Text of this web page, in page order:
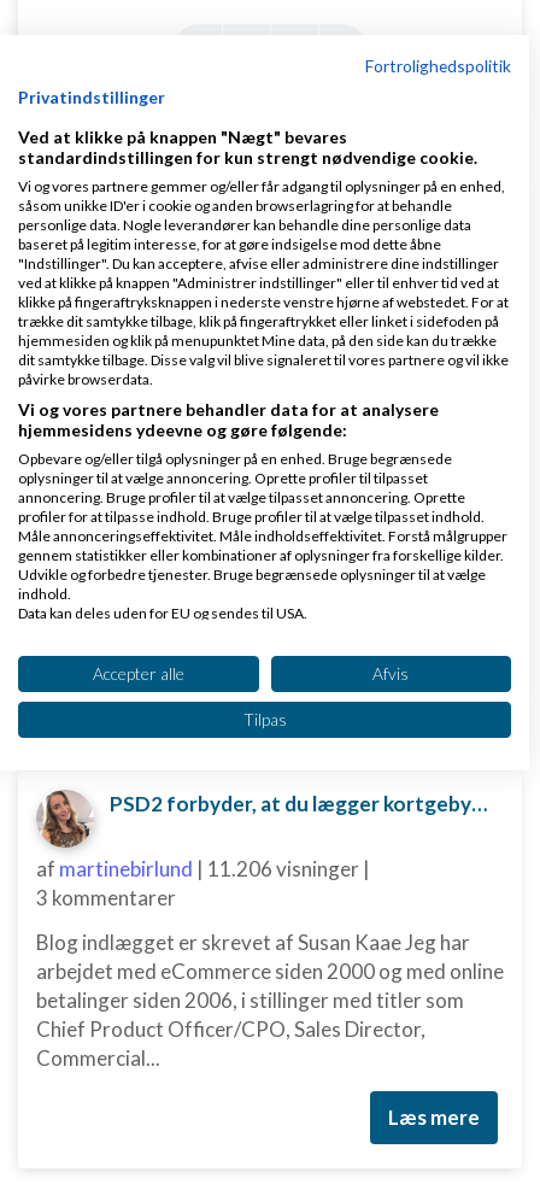
Klar lønnen med Danløn
Lav løn på et øjeblik–nemt, sikkert
og billigt. Opret gratis konto.
www.danlon.dk/
Køb en virksomhed
Køb en virksomhed med
kunder og omsætning hos Saxis
www.saxis.dk
Dinero Regnskabsprogram
Opret nemt og hurtigt fakturaer
Lav gratis bruger på Dinero i dag
Nye ekspertblog-indlæg om Div.
PSD2 forbyder, at du lægger kortgebyret ud til dine kunder fra 1. januar 2018
af martinebirlund | 11.206 visninger |
3 kommentarer
Blog indlægget er skrevet af Susan Kaae Jeg har
arbejdet med eCommerce siden 2000 og med online
betalinger siden 2006, i stillinger med titler som
Chief Product Officer/CPO, Sales Director,
Commercial...
Læs mere
Fortrolighedspolitik
Privatindstillinger
Ved at klikke på knappen "Nægt" bevares
standardindstillingen for kun strengt nødvendige cookie.
Vi og vores partnere gemmer og/eller får adgang til oplysninger på en enhed,
såsom unikke ID'er i cookie og anden browserlagring for at behandle
personlige data. Nogle leverandører kan behandle dine personlige data
baseret på legitim interesse, for at gøre indsigelse mod dette åbne
"Indstillinger". Du kan acceptere, afvise eller administrere dine indstillinger
ved at klikke på knappen "Administrer indstillinger" eller til enhver tid ved at
klikke på fingeraftryksknappen i nederste venstre hjørne af webstedet. For at
trække dit samtykke tilbage, klik på fingeraftrykket eller linket i sidefoden på
hjemmesiden og klik på menupunktet Mine data, på den side kan du trække
dit samtykke tilbage. Disse valg vil blive signaleret til vores partnere og vil ikke
påvirke browserdata.
Vi og vores partnere behandler data for at analysere
hjemmesidens ydeevne og gøre følgende:
Opbevare og/eller tilgå oplysninger på en enhed. Bruge begrænsede
oplysninger til at vælge annoncering. Oprette profiler til tilpasset
annoncering. Bruge profiler til at vælge tilpasset annoncering. Oprette
profiler for at tilpasse indhold. Bruge profiler til at vælge tilpasset indhold.
Måle annonceringseffektivitet. Måle indholdseffektivitet. Forstå målgrupper
gennem statistikker eller kombinationer af oplysninger fra forskellige kilder.
Udvikle og forbedre tjenester. Bruge begrænsede oplysninger til at vælge
indhold.
Data kan deles uden for EU og sendes til USA.
Se partnerliste (2 IAB-leverandører)
Vi bruger dine data til følgende formål:
IAB's behandlingsformål:
enhed
Bruge begrænsede oplysninger til at vælge
annoncering
Oprette profiler til tilpasset annoncering
Bruge profiler til at vælge tilpasset
annoncering
Oprette profiler for at tilpasse indhold
Accepter alle Afvis
Tilpas